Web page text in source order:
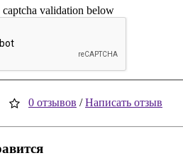
captcha validation below
0 отзывов /Написать отзыв